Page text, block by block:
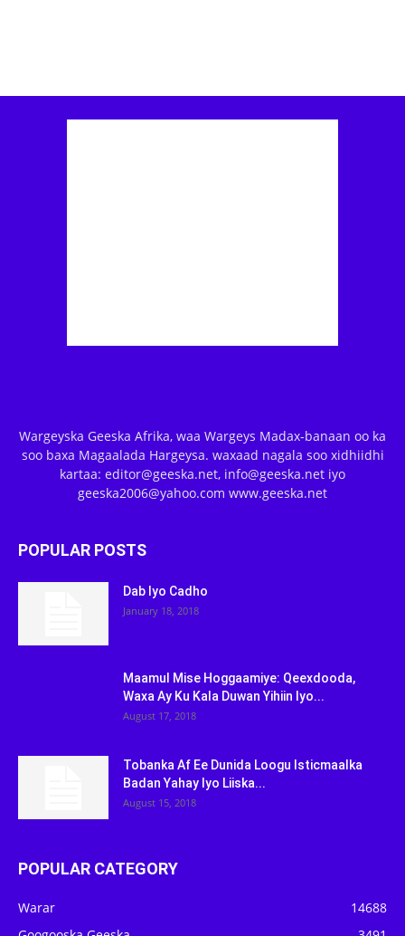
Wargeyska Geeska Afrika, waa Wargeys Madax-banaan oo ka
soo baxa Magaalada Hargeysa. waxaad nagala soo xidhiidhi
kartaa: editor@geeska.net, info@geeska.net iyo
geeska2006@yahoo.com www.geeska.net
POPULAR POSTS
Dab Iyo Cadho
January 18, 2018
Maamul Mise Hoggaamiye: Qeexdooda,
Waxa Ay Ku Kala Duwan Yihiin Iyo...
August 17, 2018
Tobanka Af Ee Dunida Loogu Isticmaalka
Badan Yahay Iyo Liiska...
August 15, 2018
POPULAR CATEGORY
Warar
14688